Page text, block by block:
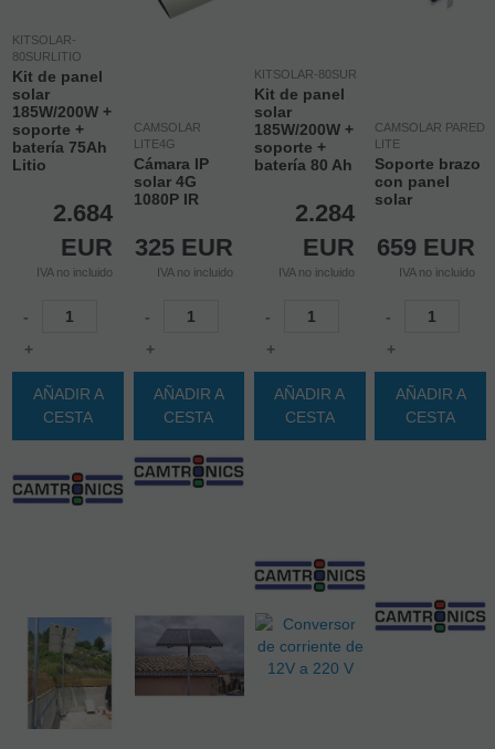
KITSOLAR-
80SURLITIO
Kit de panel
solar
185W/200W +
soporte +
batería 75Ah
Litio
2.684
EUR
IVA no incluido
-
+
AÑADIR A
CESTA
CAMSOLAR
LITE4G
Cámara IP
solar 4G
1080P IR
325 EUR
IVA no incluido
-
+
AÑADIR A
CESTA
KITSOLAR-80SUR
Kit de panel
solar
185W/200W +
soporte +
batería 80 Ah
2.284
EUR
IVA no incluido
-
+
AÑADIR A
CESTA
CAMSOLAR PARED
LITE
Soporte brazo
con panel
solar
659 EUR
IVA no incluido
-
+
AÑADIR A
CESTA